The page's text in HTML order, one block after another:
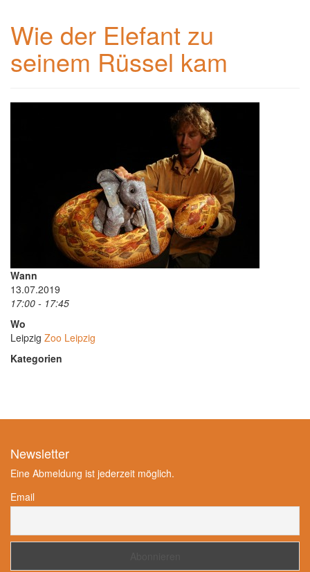
Wie der Elefant zu
seinem Rüssel kam
Wann
13.07.2019
17:00 - 17:45
Wo
Leipzig Zoo Leipzig
Kategorien
Newsletter
Eine Abmeldung ist jederzeit möglich.
Email